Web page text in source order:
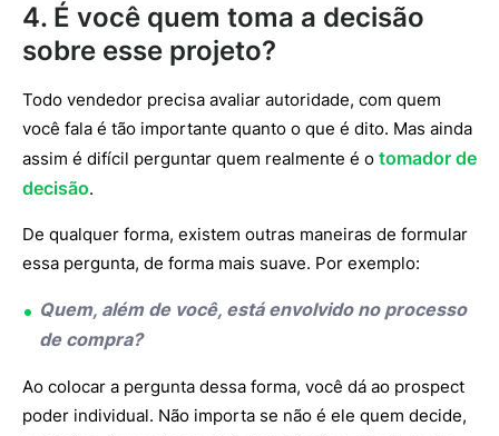
4. É você quem toma a decisão
sobre esse projeto?
Todo vendedor precisa avaliar autoridade, com quem
você fala é tão importante quanto o que é dito. Mas ainda
assim é difícil perguntar quem realmente é o tomador de
decisão.
De qualquer forma, existem outras maneiras de formular
essa pergunta, de forma mais suave. Por exemplo:
Quem, além de você, está envolvido no processo
de compra?
Ao colocar a pergunta dessa forma, você dá ao prospect
poder individual. Não importa se não é ele quem decide,